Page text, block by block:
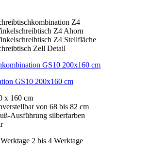
GS10 200x160 cm
x 160 cm
von 68 bis 82 cm
Ausführung silberfarben
2 bis 4 Werktage